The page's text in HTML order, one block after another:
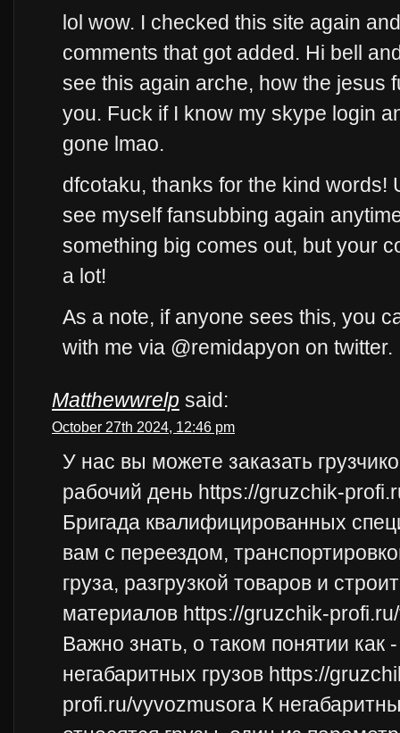
lol wow. I checked this site again
comments that got added. Hi bell
see this again arche, how the jesus
you. Fuck if I know my skype login
gone lmao.
dfcotaku, thanks for the kind words!
see myself fansubbing again
something big comes out, but your
a lot!
As a note, if anyone sees this, you
with me via @remidapyon on twitter.
Matthewwrelp said:
October 27th 2024, 12:46 pm
У нас вы можете заказать
рабочий день https://gruzchik-
Бригада квалифицированных
вам с переездом,
груза, разгрузкой товаров и
материалов https://gruzchik-
Важно знать, о таком понятии как
негабаритных грузов https://
profi.ru/vyvozmusora К